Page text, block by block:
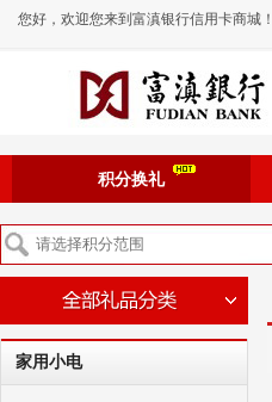
您好，欢迎您来到富滇银行信用卡商城！
积分换礼
家用小电